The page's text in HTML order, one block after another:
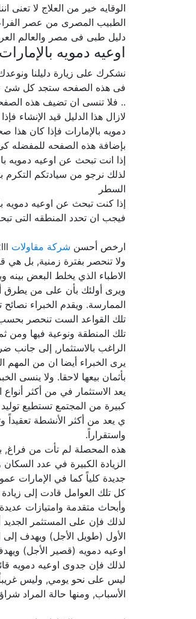
الوقايه خير من العلاج لا تعنى
الطبيب المصرى من عصر
دليل طبى فى مصر والعالم
اوعيه دمويه بالإمارات
نشكرك على زيارة دليلنا
فى هذه الصفحه ستجد كل شئ
.. فلا تنسى ان تضيف هذه
لازال هذا الدليل قيد
دمويه بالإمارات فإذا كان
بإضافة هذه الصفحه للمفضله
إذا انت تبحث عن اوعيه دمويه
لذلك نرجو من سيادتكم التكرم
السطر
إذا كنت تبحث عن اوعيه دمويه
فيجب ان تحدد المنطقه التى
ارخص أحسن شركة مقاولات
ولا تنحصر بفترة زمنية, بل
الاطباء الذي يخلط البعض بينه
ويرى أولئك بأن على من يطرق
الممارسة. ويقدم الخبراء نصائح تستند إلى 6 قواعد ضامنة لنتائج جيدة في الحد الأدنى
تلك القواعد الست تنحصر بحسب
تلك المنطقة ونوعية فيها ومن
الراغب بالاستثمار, إلى جانب
يرى الخبراء أيضا ان من المهم
بأثمان بيعها لاحقا. ولا ينسى
يعد الاستثمار في من أكثر
كبيرة من المجتمع تستطيع
ي يعد من أكثر الأنشطة تعقيداً
واستقراراً.
هذه المحصلة لم تأت من فراغ,
الزيادة الكبيرة في عدد
جديدة كلياً كما في
كل تلك العوامل قادت إلى
وأبحاث متقدمة وامتيازات
لذلك فإن على المستثمر
الأول (طويل الأجل) ويهدف إلى
اوعيه دمويه (قصير الأجل)
لذلك فإن جدوى اوعيه دمويه
ليس على نحو يومي, وليس غريباً
الأسباب, ومنها حالة المراد